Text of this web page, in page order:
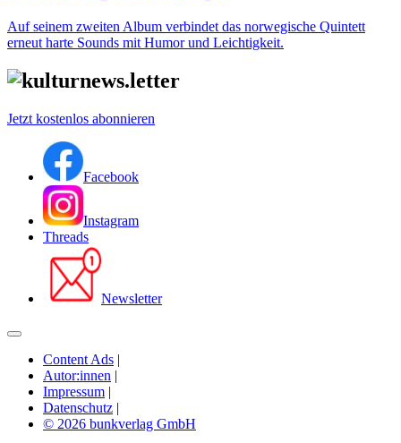
Auf seinem zweiten Album verbindet das norwegische Quintett
erneut harte Sounds mit Humor und Leichtigkeit.
Jetzt kostenlos abonnieren
Facebook
Instagram
Threads
Newsletter
Content Ads |
Autor:innen |
Impressum |
Datenschutz |
© 2026 bunkverlag GmbH